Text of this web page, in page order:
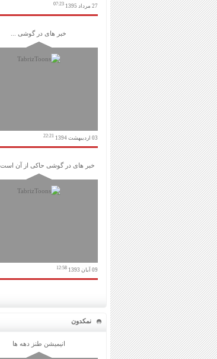
27 مرداد 1395 07:23
خبر های در گوشی ...
03 اردیبهشت 1394 22:21
خبر های در گوشی حاکی از آن است
09 آبان 1393 12:58
نمکدون
انیمیشن طنز دهه ها